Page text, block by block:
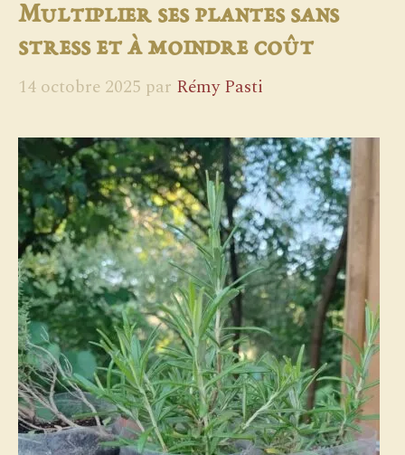
Multiplier ses plantes sans
stress et à moindre coût
14 octobre 2025 par Rémy Pasti